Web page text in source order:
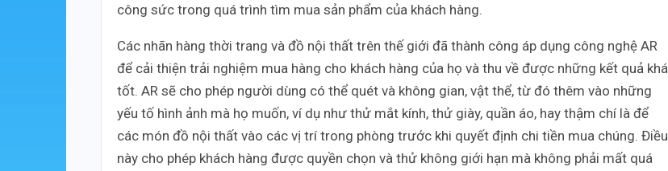
công sức trong quá trình tìm mua sản phẩm của khách hàng.
Các nhãn hàng thời trang và đồ nội thất trên thế giới đã thành công áp dụng công nghệ AR
để cải thiện trải nghiệm mua hàng cho khách hàng của họ và thu về được những kết quả khá
tốt. AR sẽ cho phép người dùng có thể quét và không gian, vật thể, từ đó thêm vào những
yếu tố hình ảnh mà họ muốn, ví dụ như thử mắt kính, thử giày, quần áo, hay thậm chí là để
các món đồ nội thất vào các vị trí trong phòng trước khi quyết định chi tiền mua chúng. Điều
này cho phép khách hàng được quyền chọn và thử không giới hạn mà không phải mất quá